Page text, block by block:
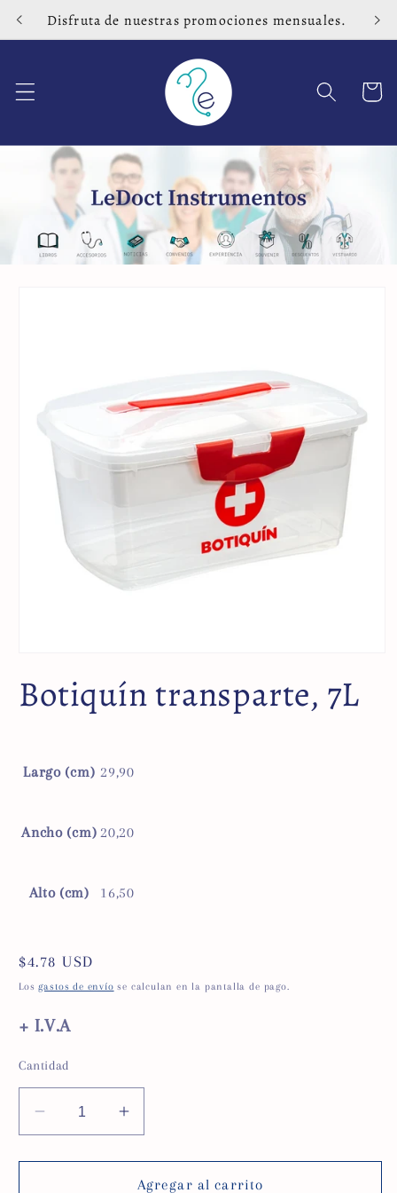
directamente
al contenido
Disfruta de nuestras promociones mensuales.
Carrito
Botiquín transparte, 7L
Largo (cm) 29,90
Ancho (cm) 20,20
Alto (cm) 16,50
Precio
habitual
$4.78 USD
Losgastos de envío se calculan en la pantalla de pago.
+ I.V.A
Cantidad
Reducir
cantidad
para
Aumentar
cantidad
para
Botiquín
Agregar al carrito